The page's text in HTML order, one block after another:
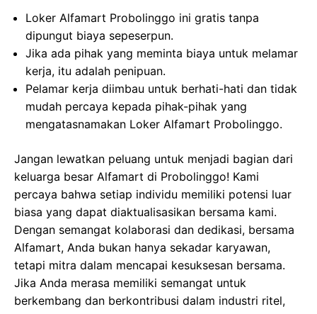
Loker Alfamart Probolinggo ini gratis tanpa
dipungut biaya sepeserpun.
Jika ada pihak yang meminta biaya untuk melamar
kerja, itu adalah penipuan.
Pelamar kerja diimbau untuk berhati-hati dan tidak
mudah percaya kepada pihak-pihak yang
mengatasnamakan Loker Alfamart Probolinggo.
Jangan lewatkan peluang untuk menjadi bagian dari
keluarga besar Alfamart di Probolinggo! Kami
percaya bahwa setiap individu memiliki potensi luar
biasa yang dapat diaktualisasikan bersama kami.
Dengan semangat kolaborasi dan dedikasi, bersama
Alfamart, Anda bukan hanya sekadar karyawan,
tetapi mitra dalam mencapai kesuksesan bersama.
Jika Anda merasa memiliki semangat untuk
berkembang dan berkontribusi dalam industri ritel,